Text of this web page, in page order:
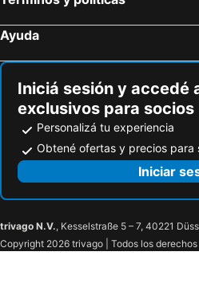
Drechterland, bed and breakfasts
Ayuda
Iniciá sesión y accedé
exclusivos para socios
Personalizá tu experiencia
Obtené ofertas y precios para
Iniciar
trivago N.V., Kesselstraße 5 – 7, 40221
Copyright 2026 trivago | Todos los